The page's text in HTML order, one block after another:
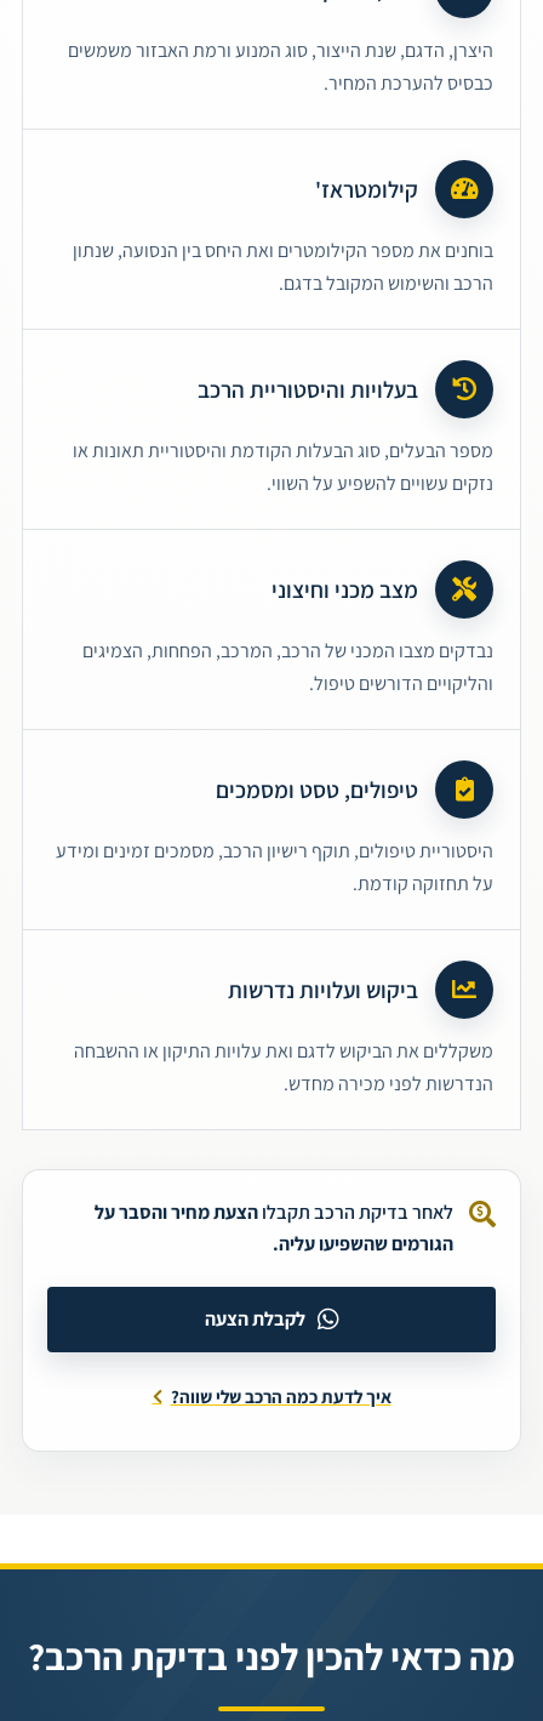
היצרן, הדגם, שנת הייצור, סוג המנוע ורמת האבזור משמשים
כבסיס להערכת המחיר.
קילומטראז'
בוחנים את מספר הקילומטרים ואת היחס בין הנסועה, שנתון
הרכב והשימוש המקובל בדגם.
בעלויות והיסטוריית הרכב
מספר הבעלים, סוג הבעלות הקודמת והיסטוריית תאונות או
נזקים עשויים להשפיע על השווי.
מצב מכני וחיצוני
נבדקים מצבו המכני של הרכב, המרכב, הפחחות, הצמיגים
והליקויים הדורשים טיפול.
טיפולים, טסט ומסמכים
היסטוריית טיפולים, תוקף רישיון הרכב, מסמכים זמינים ומידע
על תחזוקה קודמת.
ביקוש ועלויות נדרשות
משקללים את הביקוש לדגם ואת עלויות התיקון או ההשבחה
הנדרשות לפני מכירה מחדש.
לאחר בדיקת הרכב תקבלוהצעת מחיר והסבר על
הגורמים שהשפיעו עליה.
לקבלת הצעה
איך לדעת כמה הרכב שלי שווה?
מה כדאי להכין לפני בדיקת הרכב?